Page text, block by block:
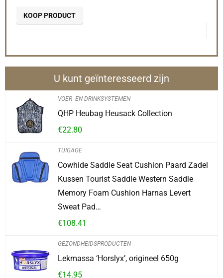
KOOP PRODUCT
U kunt geïnteresseerd zijn
VOER- EN DRINKSYSTEMEN
QHP Heubag Heusack Collection
€22.80
TUIGAGE
Cowhide Saddle Seat Cushion Paard Zadel
Kussen Tourist Saddle Western Saddle
Memory Foam Cushion Harnas Levert
Sweat Pad…
€108.41
GEZONDHEIDSPRODUCTEN
Lekmassa ‘Horslyx’, origineel 650g
€14.95